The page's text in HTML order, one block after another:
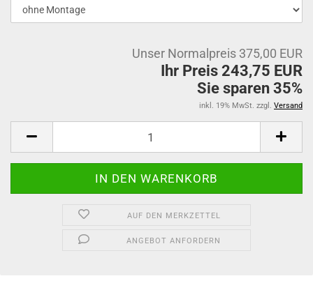
Unser Normalpreis 375,00 EUR
Ihr Preis 243,75 EUR
Sie sparen 35%
inkl. 19% MwSt. zzgl. Versand
AUF DEN MERKZETTEL
ANGEBOT ANFORDERN